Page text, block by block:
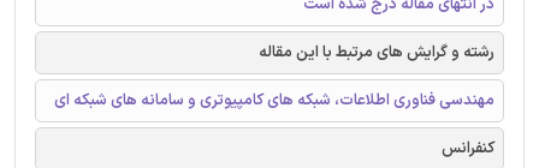
رشته و گرایش های مرتبط با این مقاله
مهندسی فناوری اطلاعات، شبکه های کامپیوتری و سامانه های شبکه ای
کنفرانس